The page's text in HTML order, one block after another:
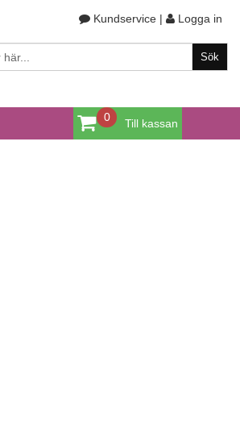
Kundservice | Logga in
0 Till kassan